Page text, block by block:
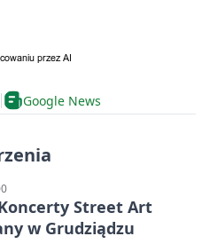
Google News
Street Art
w Grudziądzu